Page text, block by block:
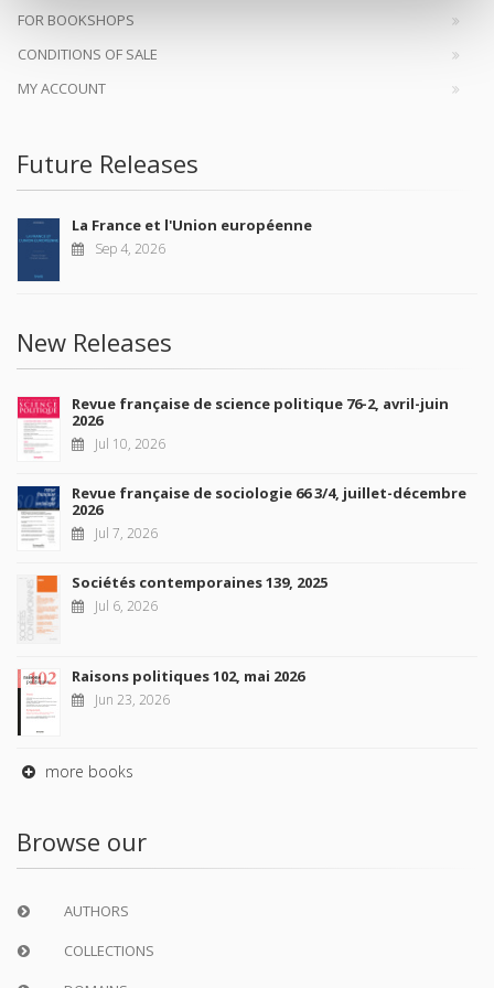
FOR BOOKSHOPS
CONDITIONS OF SALE
MY ACCOUNT
Future Releases
La France et l'Union européenne
Sep 4, 2026
New Releases
Revue française de science politique 76-2, avril-juin
2026
Jul 10, 2026
Revue française de sociologie 66 3/4, juillet-décembre
2026
Jul 7, 2026
Sociétés contemporaines 139, 2025
Jul 6, 2026
Raisons politiques 102, mai 2026
Jun 23, 2026
more books
Browse our
AUTHORS
COLLECTIONS